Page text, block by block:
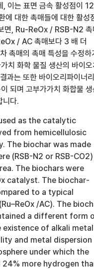
이는 표면 금속 활성점이 12
에 대한 촉매들에 대한 활성
면, Ru-ReOx / RSB-N2 촉
/ AC 촉매보다 3 배 더
촉매의 촉매 특성을 수정하
치 화학 물질 생산의 바이오
과는 또한 바이오리파이너리
되며 고부가가치 화합물 생
니다.
as the catalytic
from hemicellulosic
The biochar was made
(RSB-N2 or RSB-
The biochars were
catalyst. The biochar-
to a typical
/AC). The
a different form
of alkali metal
and metal dispersion
under which the
24% more hydrogen